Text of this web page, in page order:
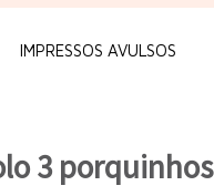
IMPRESSOS AVULSOS
3 porquinhos